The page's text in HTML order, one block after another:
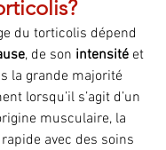
du torticolis dépend
, de son intensité et
la grande majorité
lorsqu’il s’agit d’un
musculaire, la
avec des soins